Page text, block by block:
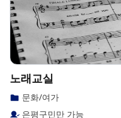
노래교실
문화/여가
은평구민만 가능